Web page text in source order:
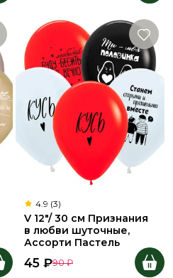
4.9 (3)
V 12"/ 30 см Признания
в любви шуточные,
Ассорти Пастель
45 ₽90 ₽